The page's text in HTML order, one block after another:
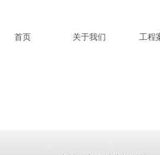
首页 关于我们 工程